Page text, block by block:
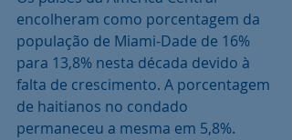
encolheram como porcentagem da
população de Miami-Dade de 16%
para 13,8% nesta década devido à
falta de crescimento. A porcentagem
de haitianos no condado
permaneceu a mesma em 5,8%.